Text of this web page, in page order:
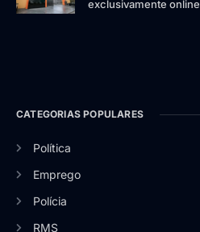
exclusivamente online
CATEGORIAS POPULARES
Política
Emprego
Polícia
RMS